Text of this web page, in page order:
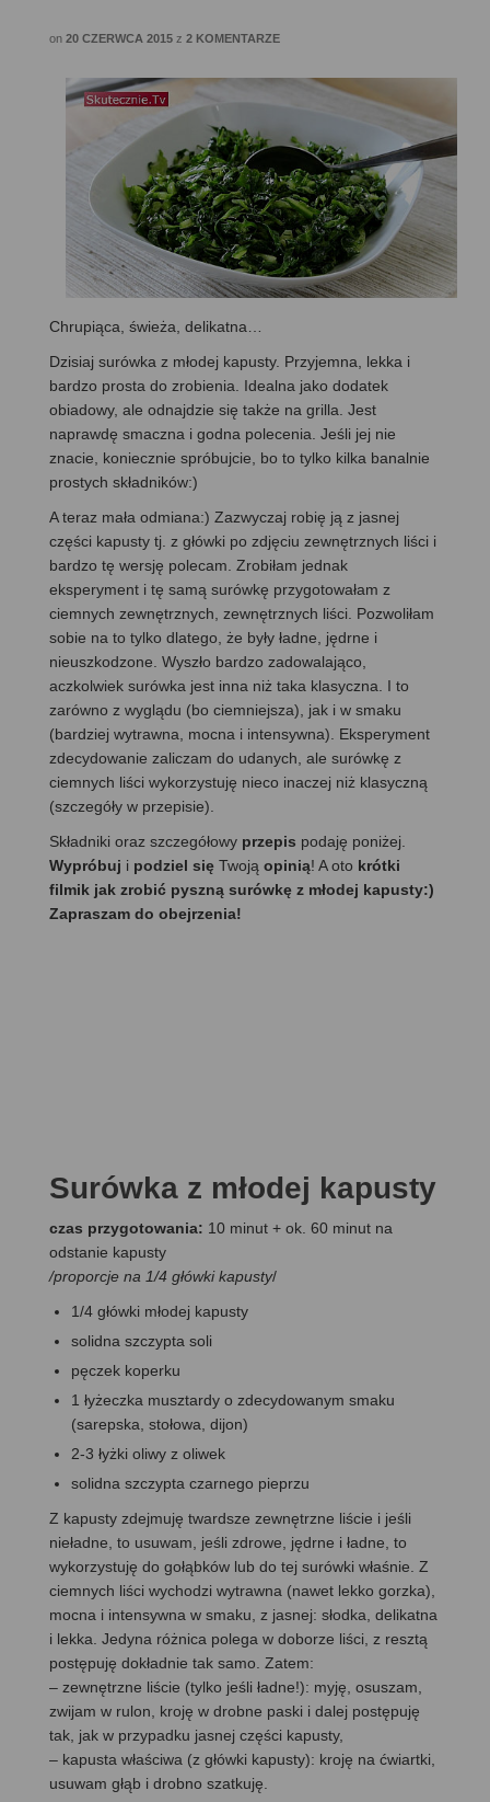
on 20 CZERWCA 2015 z 2 KOMENTARZE
Chrupiąca, świeża, delikatna…
Dzisiaj surówka z młodej kapusty. Przyjemna, lekka i
bardzo prosta do zrobienia. Idealna jako dodatek
obiadowy, ale odnajdzie się także na grilla. Jest
naprawdę smaczna i godna polecenia. Jeśli jej nie
znacie, koniecznie spróbujcie, bo to tylko kilka banalnie
prostych składników:)
A teraz mała odmiana:) Zazwyczaj robię ją z jasnej
części kapusty tj. z główki po zdjęciu zewnętrznych liści i
bardzo tę wersję polecam. Zrobiłam jednak
eksperyment i tę samą surówkę przygotowałam z
ciemnych zewnętrznych, zewnętrznych liści. Pozwoliłam
sobie na to tylko dlatego, że były ładne, jędrne i
nieuszkodzone. Wyszło bardzo zadowalająco,
aczkolwiek surówka jest inna niż taka klasyczna. I to
zarówno z wyglądu (bo ciemniejsza), jak i w smaku
(bardziej wytrawna, mocna i intensywna). Eksperyment
zdecydowanie zaliczam do udanych, ale surówkę z
ciemnych liści wykorzystuję nieco inaczej niż klasyczną
(szczegóły w przepisie).
Składniki oraz szczegółowy przepis podaję poniżej.
Wypróbuj i podziel się Twoją opinią! A oto krótki
filmik jak zrobić pyszną surówkę z młodej kapusty:)
Zapraszam do obejrzenia!
Surówka z młodej kapusty
czas przygotowania: 10 minut + ok. 60 minut na
odstanie kapusty
/proporcje na 1/4 główki kapusty/
1/4 główki młodej kapusty
solidna szczypta soli
pęczek koperku
1 łyżeczka musztardy o zdecydowanym smaku
(sarepska, stołowa, dijon)
2-3 łyżki oliwy z oliwek
solidna szczypta czarnego pieprzu
Z kapusty zdejmuję twardsze zewnętrzne liście i jeśli
nieładne, to usuwam, jeśli zdrowe, jędrne i ładne, to
wykorzystuję do gołąbków lub do tej surówki właśnie. Z
ciemnych liści wychodzi wytrawna (nawet lekko gorzka),
mocna i intensywna w smaku, z jasnej: słodka, delikatna
i lekka. Jedyna różnica polega w doborze liści, z resztą
postępuję dokładnie tak samo. Zatem:
– zewnętrzne liście (tylko jeśli ładne!): myję, osuszam,
zwijam w rulon, kroję w drobne paski i dalej postępuję
tak, jak w przypadku jasnej części kapusty,
– kapusta właściwa (z główki kapusty): kroję na ćwiartki,
usuwam głąb i drobno szatkuję.